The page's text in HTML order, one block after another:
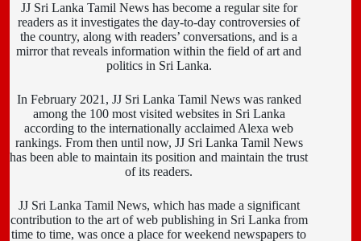
JJ Sri Lanka Tamil News has become a regular site for
readers as it investigates the day-to-day controversies of
the country, along with readers’ conversations, and is a
mirror that reveals information within the field of art and
politics in Sri Lanka.
In February 2021, JJ Sri Lanka Tamil News was ranked
among the 100 most visited websites in Sri Lanka
according to the internationally acclaimed Alexa web
rankings. From then until now, JJ Sri Lanka Tamil News
has been able to maintain its position and maintain the trust
of its readers.
JJ Sri Lanka Tamil News, which has made a significant
contribution to the art of web publishing in Sri Lanka from
time to time, was once a place for weekend newspapers to